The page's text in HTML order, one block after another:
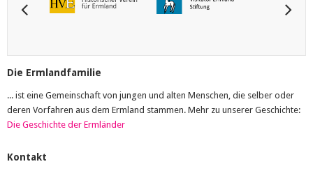
Die Ermlandfamilie
... ist eine Gemeinschaft von jungen und alten Menschen, die selber oder
deren Vorfahren aus dem Ermland stammen. Mehr zu unserer Geschichte:
Die Geschichte der Ermländer
Kontakt